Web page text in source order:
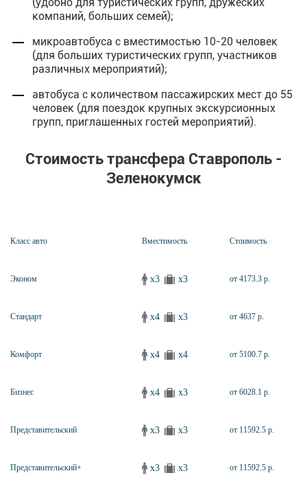
компаний, больших семей);
микроавтобуса с вместимостью 10-20 человек
(для больших туристических групп, участников
различных мероприятий);
автобуса с количеством пассажирских мест до 55
человек (для поездок крупных экскурсионных
групп, приглашенных гостей мероприятий).
Стоимость трансфера Ставрополь -
Зеленокумск
Класс авто Вместимость Стоимость
Эконом x3 x3 от 4173.3 р.
Стандарт x4 x3 от 4637 р.
Комфорт x4 x4 от 5100.7 р.
Бизнес x4 x3 от 6028.1 р.
Представительский x3 x3 от 11592.5 р.
Представительский+ x3 x3 от 11592.5 р.